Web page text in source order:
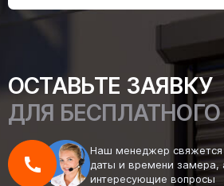
ОСТАВЬТЕ ЗАЯВКУ
ДЛЯ
Наш менеджер свяжется
даты и времени замера,
интересующие вопросы